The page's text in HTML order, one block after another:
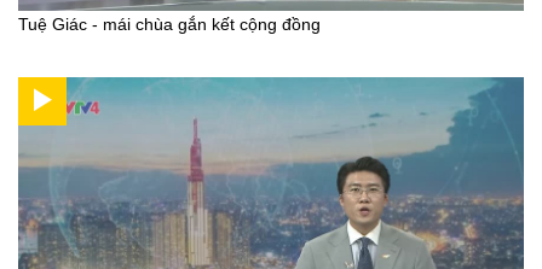
Tuệ Giác - mái chùa gắn kết cộng đồng